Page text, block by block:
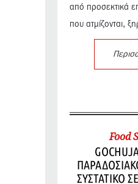
από προσεκτικά
που ατμίζονται,
Food
ΣΥΣΤΑΤΙΚΟ